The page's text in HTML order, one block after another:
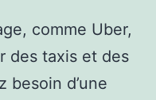
comme Uber,
des taxis et des
besoin d’une